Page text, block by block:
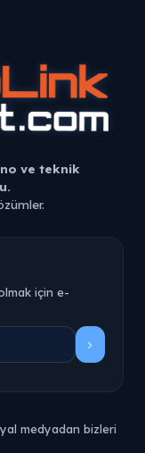
ve teknik
Türkiye
3D yazıcı
kartlarından
sunar.
için e-
medyadan bizleri